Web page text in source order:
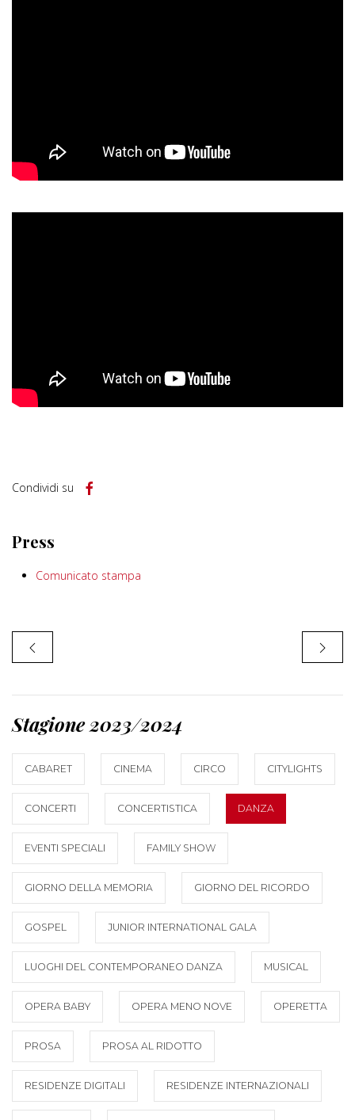
Condividi su
Press
Comunicato stampa
Stagione 2023/2024
CABARET CINEMA CIRCO CITYLIGHTS
CONCERTI CONCERTISTICA DANZA
EVENTI SPECIALI FAMILY SHOW
GIORNO DELLA MEMORIA GIORNO DEL RICORDO
GOSPEL JUNIOR INTERNATIONAL GALA
LUOGHI DEL CONTEMPORANEO DANZA MUSICAL
OPERA BABY OPERA MENO NOVE OPERETTA
PROSA PROSA AL RIDOTTO
RESIDENZE DIGITALI RESIDENZE INTERNAZIONALI